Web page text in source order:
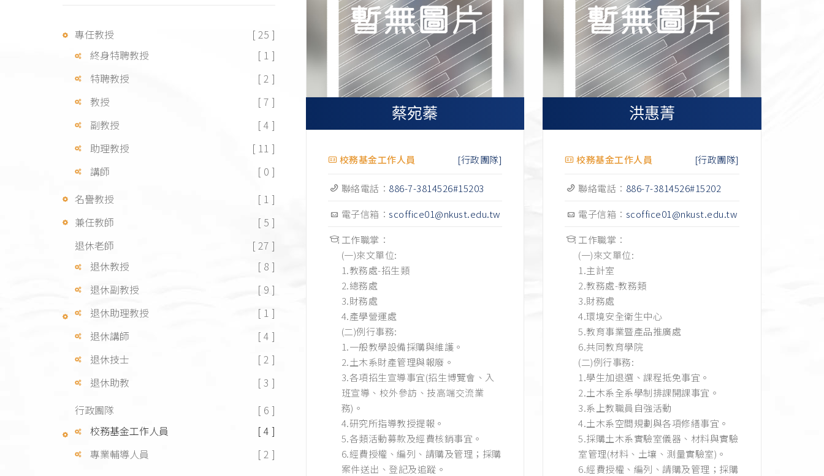
蔡宛蓁
校務基金工作人員 [行政團隊]
聯絡電話： 886-7-3814526#15203
電子信箱：scoffice01@nkust.edu.tw
工作職掌：
(一)來文單位:
1.教務處-招生類
2.總務處
3.財務處
4.產學營運處
(二)例行事務:
1.一般教學設備採購與維護。
2.土木系財產管理與報廢。
3.各項招生宣導事宜(招生博覽會、入
班宣導、校外參訪、技高端交流業
務)。
4.研究所指導教授提報。
5.各類活動募款及經費核銷事宜。
6.經費授權、編列、請購及管理；採購
案件送出、登記及追蹤。
洪惠菁
校務基金工作人員 [行政團隊]
聯絡電話： 886-7-3814526#15202
電子信箱： scoffice01@nkust.edu.tw
工作職掌：
(一)來文單位:
1.主計室
2.教務處-教務類
3.財務處
4.環境安全衛生中心
5.教育事業暨產品推廣處
6.共同教育學院
(二)例行事務:
1.學生加退選、課程抵免事宜。
2.土木系全系學制排課開課事宜。
3.系上教職員自強活動
4.土木系空間規劃與各項修繕事宜。
5.採購土木系實驗室儀器、材料與實驗
室管理(材料、土壤、測量實驗室)。
6.經費授權、編列、請購及管理；採購
專任教授
[ 25 ]
終身特聘教授
[ 1 ]
特聘教授
[ 2 ]
教授
[ 7 ]
副教授
[ 4 ]
助理教授
[ 11 ]
講師
[ 0 ]
名譽教授
[ 1 ]
兼任教師
[ 5 ]
退休老師
[ 27 ]
退休教授
[ 8 ]
退休副教授
[ 9 ]
退休助理教授
[ 1 ]
退休講師
[ 4 ]
退休技士
[ 2 ]
退休助教
[ 3 ]
行政團隊
[ 6 ]
校務基金工作人員
[ 4 ]
專業輔導人員
[ 2 ]